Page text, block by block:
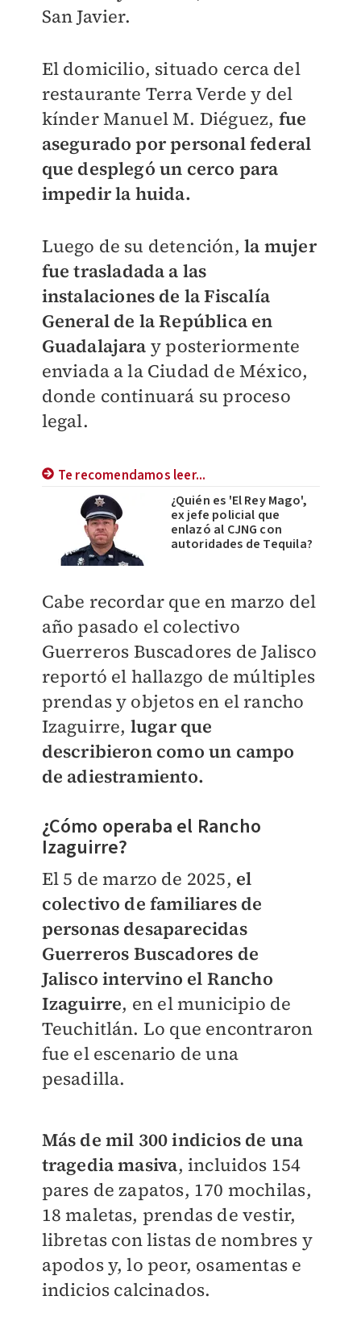
San Javier.
El domicilio, situado cerca del
restaurante Terra Verde y del
kínder Manuel M. Diéguez, fue
asegurado por personal federal
que desplegó un cerco para
impedir la huida.
Luego de su detención,la mujer
fue trasladada a las
instalaciones de la Fiscalía
General de la República en
Guadalajara y posteriormente
enviada a la Ciudad de México,
donde continuará su proceso
legal.
Te recomendamos leer...
¿Quién es 'El Rey Mago',
ex jefe policial que
enlazó al CJNG con
autoridades de Tequila?
Cabe recordar que en marzo del
año pasado el colectivo
Guerreros Buscadores de Jalisco
reportó el hallazgo de múltiples
prendas y objetos en el rancho
Izaguirre, lugar que
describieron como un campo
de adiestramiento.
¿Cómo operaba el Rancho
Izaguirre?
El 5 de marzo de 2025, el
colectivo de familiares de
personas desaparecidas
Guerreros Buscadores de
Jalisco intervino el Rancho
Izaguirre, en el municipio de
Teuchitlán. Lo que encontraron
fue el escenario de una
pesadilla.
Más de mil 300 indicios de una
tragedia masiva, incluidos 154
pares de zapatos, 170 mochilas,
18 maletas, prendas de vestir,
libretas con listas de nombres y
apodos y, lo peor, osamentas e
indicios calcinados.